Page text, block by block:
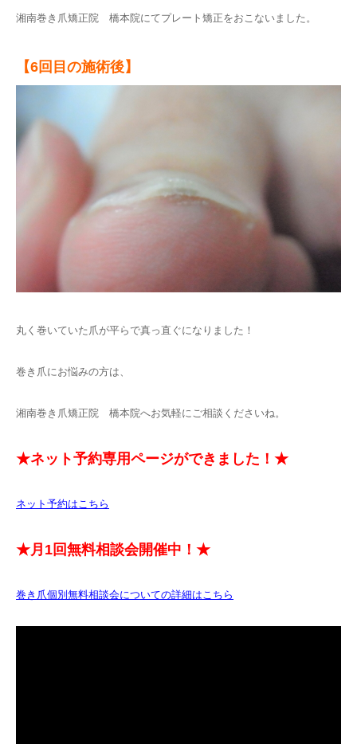
湘南巻き爪矯正院 橋本院にてプレート矯正をおこないました。
【6回目の施術後】
丸く巻いていた爪が平らで真っ直ぐになりました！
巻き爪にお悩みの方は、
湘南巻き爪矯正院 橋本院へお気軽にご相談くださいね。
★ネット予約専用ページができました！★
ネット予約はこちら
★月1回無料相談会開催中！★
巻き爪個別無料相談会についての詳細はこちら